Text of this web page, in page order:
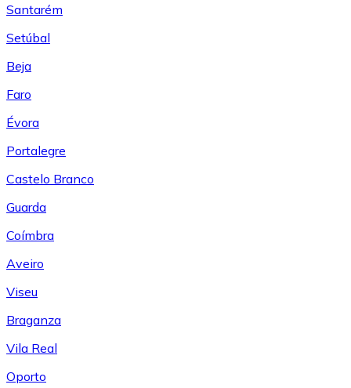
Santarém
Setúbal
Beja
Faro
Évora
Portalegre
Castelo Branco
Guarda
Coímbra
Aveiro
Viseu
Braganza
Vila Real
Oporto